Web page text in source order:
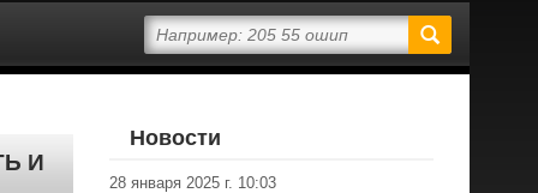
И
Новости
28 января 2025 г. 10:03